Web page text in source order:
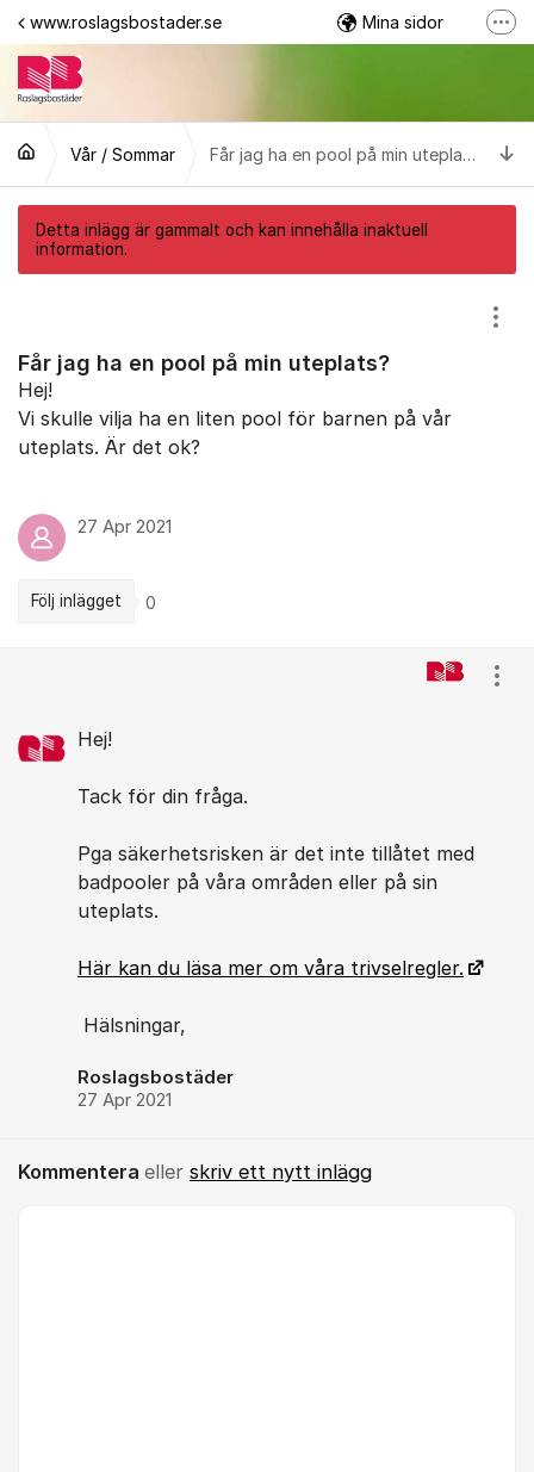
Hoppa till innehåll
www.roslagsbostader.se Mina sidor
Vår / Sommar Får jag ha en pool på min uteplats?
Detta inlägg är gammalt och kan innehålla inaktuell
information.
Får jag ha en pool på min uteplats?
Hej!
Vi skulle vilja ha en liten pool för barnen på vår
uteplats. Är det ok?
27 Apr 2021
Följ inlägget 0
Hej!
Tack för din fråga.
Pga säkerhetsrisken är det inte tillåtet med
badpooler på våra områden eller på sin
uteplats.
Här kan du läsa mer om våra trivselregler.
Hälsningar,
Roslagsbostäder
27 Apr 2021
Kommentera eller skriv ett nytt inlägg